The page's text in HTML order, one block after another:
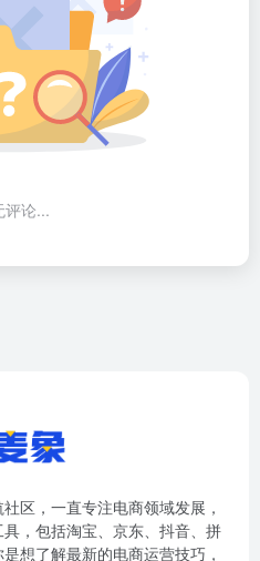
评论...
区，一直专注电商领域发展，
，包括淘宝、京东、抖音、拼
想了解最新的电商运营技巧，